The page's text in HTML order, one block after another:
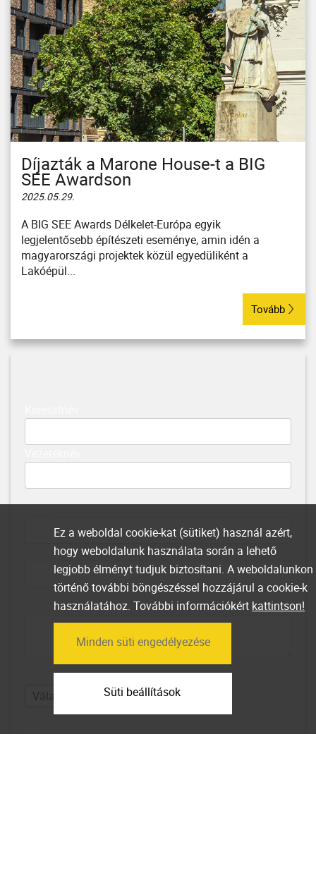
Díjazták a Marone House-t a BIG
SEE Awardson
2025.05.29.
A BIG SEE Awards Délkelet-Európa egyik
legjelentősebb építészeti eseménye, amin idén a
magyarországi projektek közül egyedüliként a
Lakóépül...
Tovább
Email
Telefonszám
Üzenet
Mekkora lakások érdekelnek?
Elfogadom azadatfelhasználásifeltételeket
Ez a weboldal cookie-kat (sütiket) használ azért,
hogy weboldalunk használata során a lehető
legjobb élményt tudjuk biztosítani. A weboldalunkon
történő további böngészéssel hozzájárul a cookie-k
használatához. További információkért kattintson!
Minden süti engedélyezése
Süti beállítások